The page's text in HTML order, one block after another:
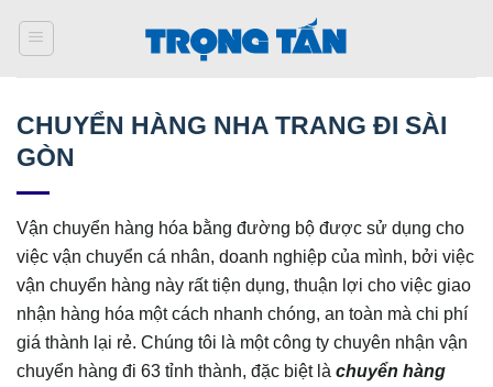
qua
CHUYỂN HÀNG NHA TRANG ĐI SÀI
GÒN
Vận chuyển hàng hóa bằng đường bộ được sử dụng cho
việc vận chuyển cá nhân, doanh nghiệp của mình, bởi việc
vận chuyển hàng này rất tiện dụng, thuận lợi cho việc giao
nhận hàng hóa một cách nhanh chóng, an toàn mà chi phí
giá thành lại rẻ. Chúng tôi là một công ty chuyên nhận vận
chuyển hàng đi 63 tỉnh thành, đặc biệt là chuyển hàng